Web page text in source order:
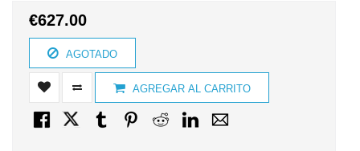
€627.00
AGOTADO
AGREGAR AL CARRITO